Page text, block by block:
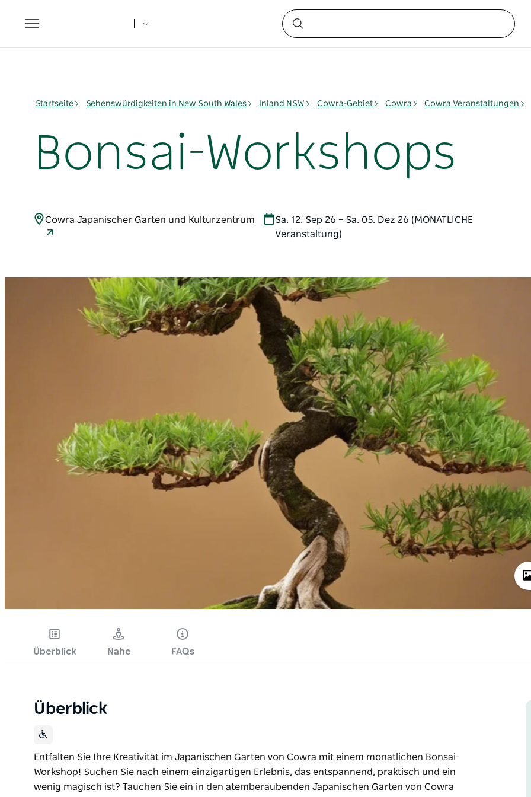
Toggle
navigation
Startseite Sehenswürdigkeiten in New South Wales Inland NSW Cowra-Gebiet Cowra Cowra Veranstaltungen
Bonsai-Workshops
Cowra Japanischer Garten und Kulturzentrum
Sa. 12. Sep 26 – Sa. 05. Dez 26 (MONATLICHE
Veranstaltung)
Überblick Nahe FAQs
Überblick
Entfalten Sie Ihre Kreativität im Japanischen Garten von Cowra mit einem monatlichen Bonsai-
Workshop! Suchen Sie nach einem einzigartigen Erlebnis, das entspannend, praktisch und ein
wenig magisch ist? Tauchen Sie ein in den atemberaubenden Japanischen Garten von Cowra